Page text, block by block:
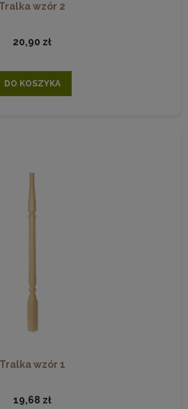
Tralka wzór 2
20,90 zł
DO KOSZYKA
Tralka wzór 1
19,68 zł